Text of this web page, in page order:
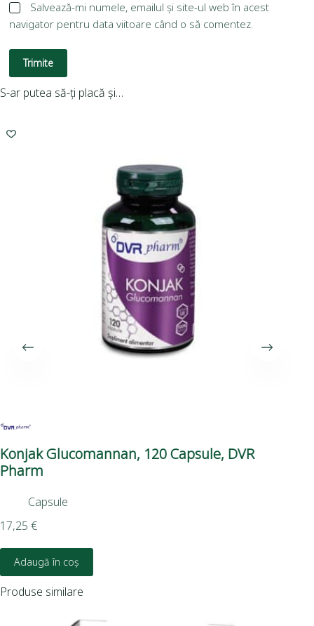
Salvează-mi numele, emailul și site-ul web în acest
navigator pentru data viitoare când o să comentez.
Trimite
S-ar putea să-ți placă și…
Konjak Glucomannan, 120 Capsule, DVR
Pharm
Capsule
17,25 €
Adaugă în coș
Produse similare